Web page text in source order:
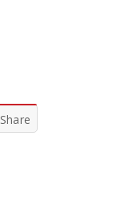
Share